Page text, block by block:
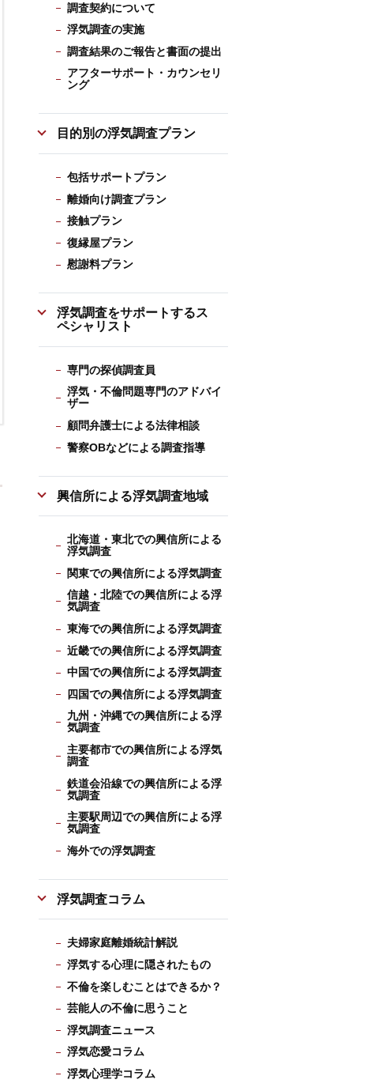
調査契約について
浮気調査の実施
調査結果のご報告と書面の提出
アフターサポート・カウンセリ
ング
目的別の浮気調査プラン
包括サポートプラン
離婚向け調査プラン
接触プラン
復縁屋プラン
慰謝料プラン
浮気調査をサポートするス
ペシャリスト
専門の探偵調査員
浮気・不倫問題専門のアドバイ
ザー
顧問弁護士による法律相談
警察OBなどによる調査指導
興信所による浮気調査地域
北海道・東北での興信所による
浮気調査
関東での興信所による浮気調査
信越・北陸での興信所による浮
気調査
東海での興信所による浮気調査
近畿での興信所による浮気調査
中国での興信所による浮気調査
四国での興信所による浮気調査
九州・沖縄での興信所による浮
気調査
主要都市での興信所による浮気
調査
鉄道会沿線での興信所による浮
気調査
主要駅周辺での興信所による浮
気調査
海外での浮気調査
浮気調査コラム
夫婦家庭離婚統計解説
浮気する心理に隠されたもの
不倫を楽しむことはできるか？
芸能人の不倫に思うこと
浮気調査ニュース
浮気恋愛コラム
浮気心理学コラム